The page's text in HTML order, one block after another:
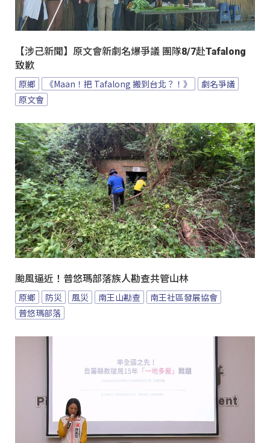
【涉己新聞】原文會新劇名爆爭議 團隊8/7赴Tafalong
致歉
原鄉 《Maan！把 Tafalong 搬到台北？！》
劇名爭議
原文會
颱風逼近！普悠瑪部落族人勘查共管山林
原鄉 防災 風災 南王山勘查
南王社區發展協會
普悠瑪部落